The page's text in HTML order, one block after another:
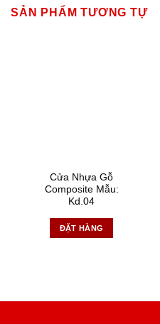
SẢN PHẨM TƯƠNG TỰ
Cửa Nhựa Gỗ
Composite Mẫu:
Kd.04
ĐẶT HÀNG